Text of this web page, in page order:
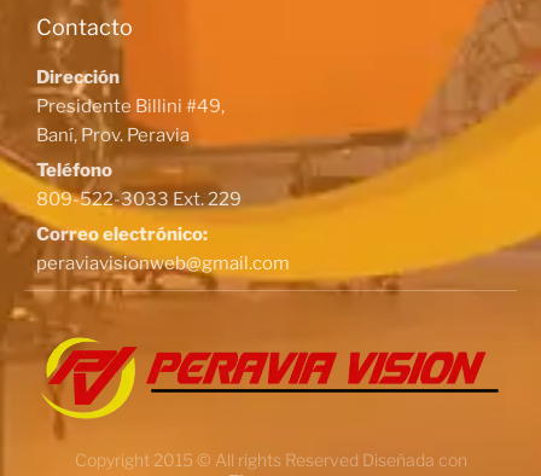
Contacto
Dirección
Presidente Billini #49,
Baní, Prov. Peravia
Teléfono
809-522-3033 Ext. 229
Correo electrónico:
peraviavisionweb@gmail.com
Copyright 2015 © All rights Reserved Diseñada con